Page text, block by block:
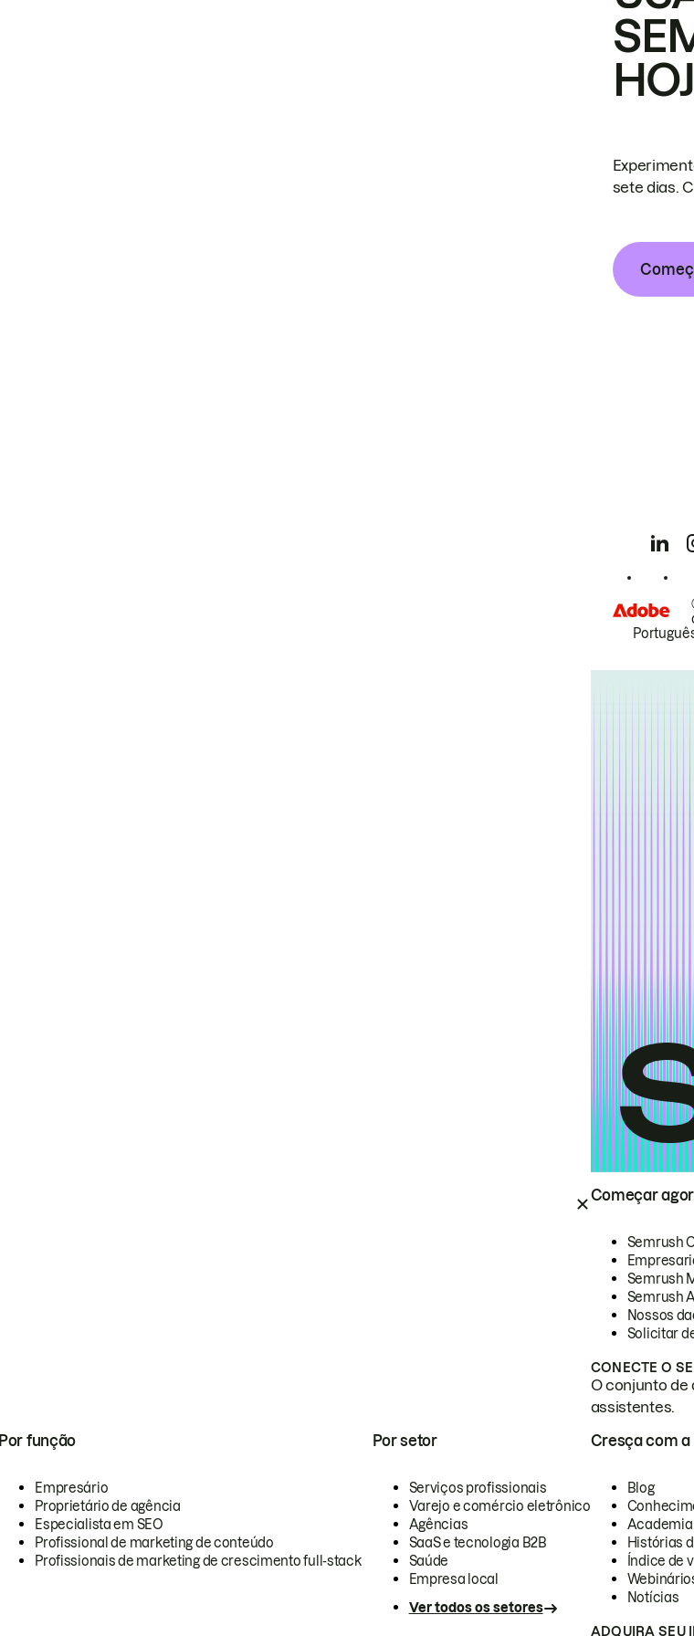
Começar
Semrush
Semrush
Semrush
Nossos
Solicitar
CONECTE O
O conjunto de
assistentes.
Por função
Empresário
Proprietário de agência
Especialista em SEO
Profissional de marketing de conteúdo
Profissionais de marketing de crescimento full-stack
Por setor
Serviços profissionais
Varejo e comércio eletrônico
Agências
SaaS e tecnologia B2B
Saúde
Empresa local
Ver todos os setores
Cresça com a
Blog
Academia
Histórias
Índice de
Notícias
ADQUIRA SEU
sete dias.